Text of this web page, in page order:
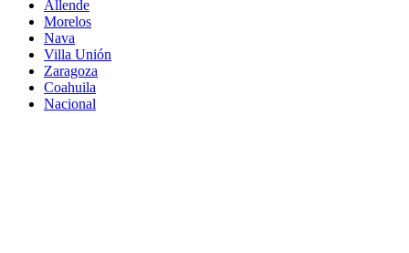
Allende
Morelos
Nava
Villa Unión
Zaragoza
Coahuila
Nacional